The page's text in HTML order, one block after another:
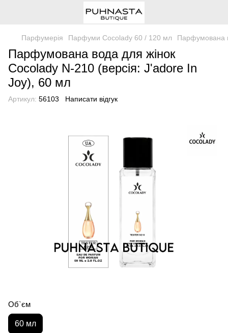
Парфумерія Парфуми Cocolady 60 / 120 мл Парфумована
Парфумована вода для жінок
Cocolady N-210 (версія: J'adore In
Joy), 60 мл
Артикул: 56103 Написати відгук
Об`єм
60 мл